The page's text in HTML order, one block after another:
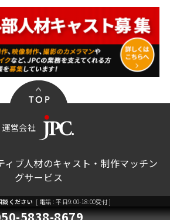
談ください [ 電話 : 平日9:00-18:00受付 ]
運営会社
ィブ人材のキャスト・制作マッチン
グサービス
報保護方針
ご利用規約